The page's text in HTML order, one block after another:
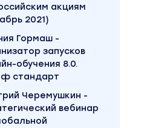
акциям
2021)
Гормаш -
запусков
обучения 8.0.
стандарт
Черемушкин -
вебинар